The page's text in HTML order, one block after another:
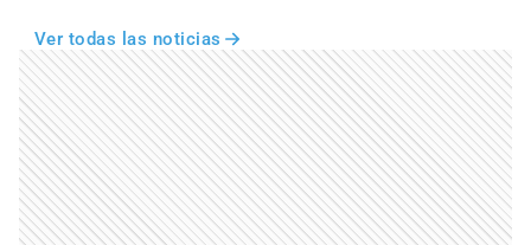
Ver todas las noticias